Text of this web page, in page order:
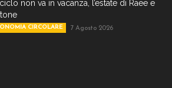
non va in vacanza, l’estate di Raee e
CIRCOLARE 7 Agosto 2026